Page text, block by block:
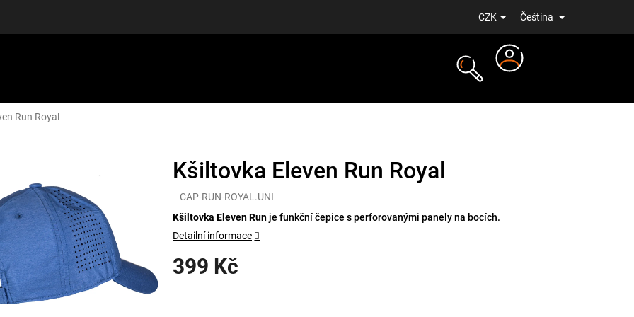
CZK Čeština
Run Royal
Kšiltovka Eleven Run Royal
CAP-RUN-ROYAL.UNI
399 Kč
Kšiltovka Eleven Run je funkční čepice s perforovanými panely na bocích.
Detailní informace